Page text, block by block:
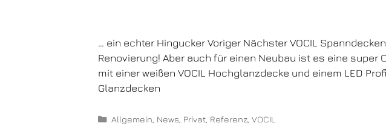
… ein echter Hingucker Voriger Nächster VOCIL
Renovierung! Aber auch für einen Neubau ist es eine super
mit einer weißen VOCIL Hochglanzdecke und einem LED
Glanzdecken
Allgemein News Privat, Referenz, VOCIL